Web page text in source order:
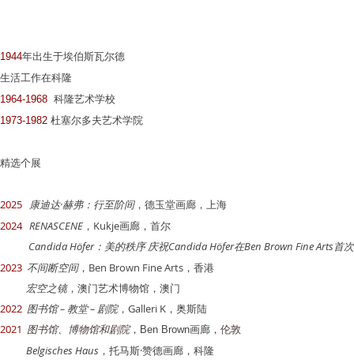
1944年出生于埃伯斯瓦尔德
生活工作在科隆
1964-1968 科隆艺术学校
1973-1982 杜塞尔多夫艺术学院
​精选个展
2025 康迪达·赫弗：行至阶间， 德玉堂画廊，上海
2024​ RENASCENE ， Kukje画廊 ，首尔
Candida Höfer：美的秩序 庆祝Candida Höfer在Ben Brown Fine Arts首
2023 不间断空间，Ben Brown Fine Arts，香港
宏空之镜，澳门艺术博物馆，澳门
2022 图书馆 – 教堂 – 剧院，Galleri K，奥斯陆
2021 图书馆、博物馆和剧院， Ben Brown画廊 ，伦敦
Belgisches Haus ，托马斯·赞德画廊，科隆